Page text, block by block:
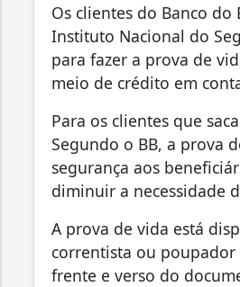
Os clientes do Banco
Instituto Nacional do
para fazer a prova de
meio de crédito em
Para os clientes que
Segundo o BB, a prova
segurança aos
diminuir a necessidade
A prova de vida está
correntista ou poupador
frente e verso do